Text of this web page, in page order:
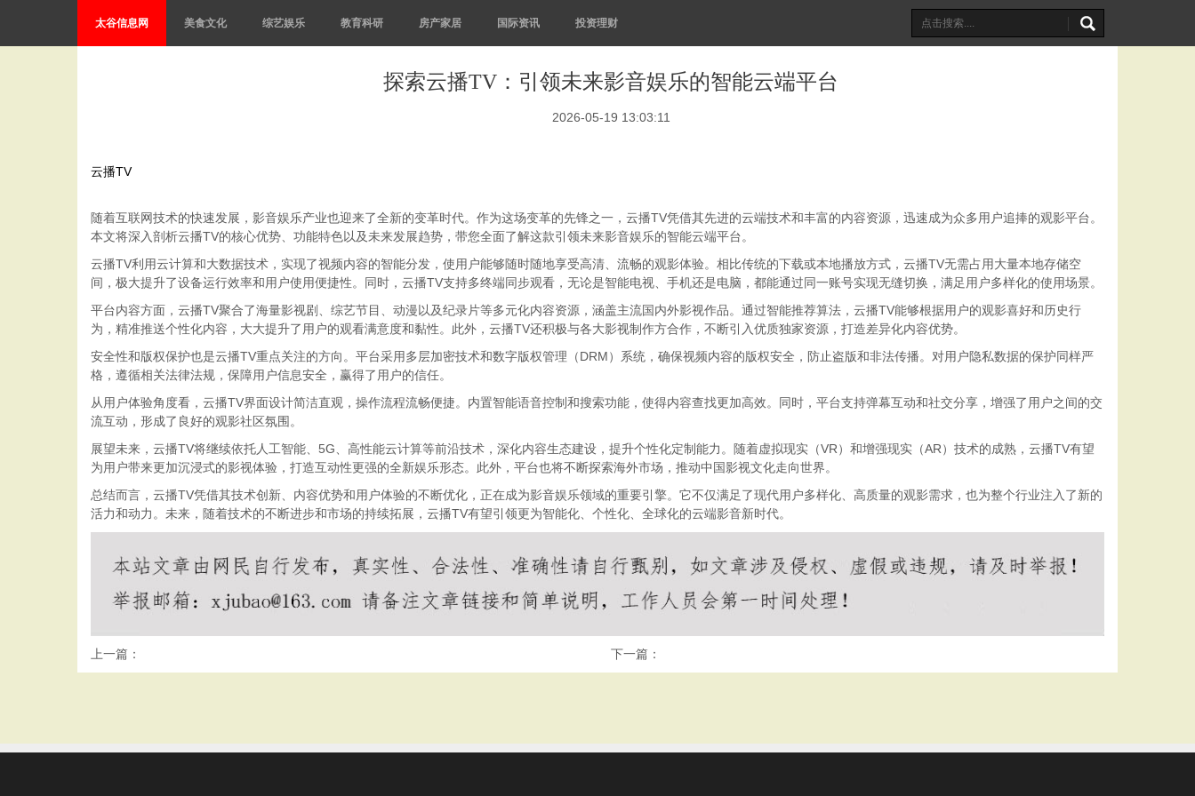
太谷信息网 美食文化 综艺娱乐 教育科研 房产家居 国际资讯 投资理财
探索云播TV：引领未来影音娱乐的智能云端平台
2026-05-19 13:03:11
云播TV
随着互联网技术的快速发展，影音娱乐产业也迎来了全新的变革时代。作为这场变革的先锋之一，云播TV凭借其先进的云端技术和丰富的内容资源，迅速成为众多用户追捧的观影平台。
本文将深入剖析云播TV的核心优势、功能特色以及未来发展趋势，带您全面了解这款引领未来影音娱乐的智能云端平台。
云播TV利用云计算和大数据技术，实现了视频内容的智能分发，使用户能够随时随地享受高清、流畅的观影体验。相比传统的下载或本地播放方式，云播TV无需占用大量本地存储空
间，极大提升了设备运行效率和用户使用便捷性。同时，云播TV支持多终端同步观看，无论是智能电视、手机还是电脑，都能通过同一账号实现无缝切换，满足用户多样化的使用场景。
平台内容方面，云播TV聚合了海量影视剧、综艺节目、动漫以及纪录片等多元化内容资源，涵盖主流国内外影视作品。通过智能推荐算法，云播TV能够根据用户的观影喜好和历史行
为，精准推送个性化内容，大大提升了用户的观看满意度和黏性。此外，云播TV还积极与各大影视制作方合作，不断引入优质独家资源，打造差异化内容优势。
安全性和版权保护也是云播TV重点关注的方向。平台采用多层加密技术和数字版权管理（DRM）系统，确保视频内容的版权安全，防止盗版和非法传播。对用户隐私数据的保护同样严
格，遵循相关法律法规，保障用户信息安全，赢得了用户的信任。
从用户体验角度看，云播TV界面设计简洁直观，操作流程流畅便捷。内置智能语音控制和搜索功能，使得内容查找更加高效。同时，平台支持弹幕互动和社交分享，增强了用户之间的交
流互动，形成了良好的观影社区氛围。
展望未来，云播TV将继续依托人工智能、5G、高性能云计算等前沿技术，深化内容生态建设，提升个性化定制能力。随着虚拟现实（VR）和增强现实（AR）技术的成熟，云播TV有望
为用户带来更加沉浸式的影视体验，打造互动性更强的全新娱乐形态。此外，平台也将不断探索海外市场，推动中国影视文化走向世界。
总结而言，云播TV凭借其技术创新、内容优势和用户体验的不断优化，正在成为影音娱乐领域的重要引擎。它不仅满足了现代用户多样化、高质量的观影需求，也为整个行业注入了新的
活力和动力。未来，随着技术的不断进步和市场的持续拓展，云播TV有望引领更为智能化、个性化、全球化的云端影音新时代。
上一篇： 下一篇：